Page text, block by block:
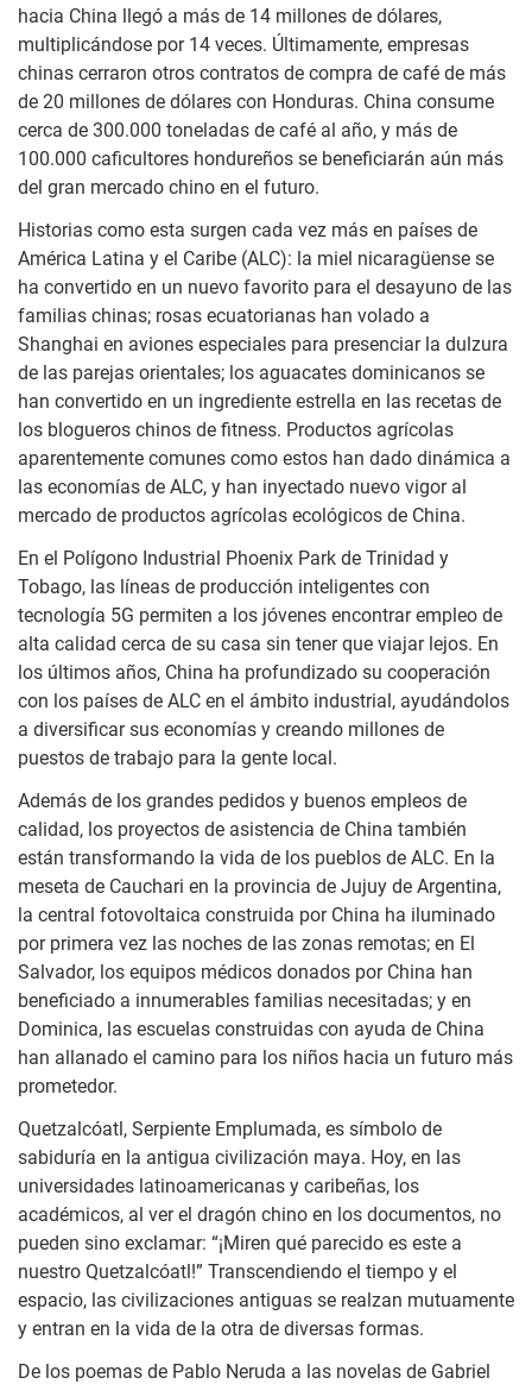
hacia China llegó a más de 14 millones de dólares,
multiplicándose por 14 veces. Últimamente, empresas
chinas cerraron otros contratos de compra de café de más
de 20 millones de dólares con Honduras. China consume
cerca de 300.000 toneladas de café al año, y más de
100.000 caficultores hondureños se beneficiarán aún más
del gran mercado chino en el futuro.
Historias como esta surgen cada vez más en países de
América Latina y el Caribe (ALC): la miel nicaragüense se
ha convertido en un nuevo favorito para el desayuno de las
familias chinas; rosas ecuatorianas han volado a
Shanghai en aviones especiales para presenciar la dulzura
de las parejas orientales; los aguacates dominicanos se
han convertido en un ingrediente estrella en las recetas de
los blogueros chinos de fitness. Productos agrícolas
aparentemente comunes como estos han dado dinámica a
las economías de ALC, y han inyectado nuevo vigor al
mercado de productos agrícolas ecológicos de China.
En el Polígono Industrial Phoenix Park de Trinidad y
Tobago, las líneas de producción inteligentes con
tecnología 5G permiten a los jóvenes encontrar empleo de
alta calidad cerca de su casa sin tener que viajar lejos. En
los últimos años, China ha profundizado su cooperación
con los países de ALC en el ámbito industrial, ayudándolos
a diversificar sus economías y creando millones de
puestos de trabajo para la gente local.
Además de los grandes pedidos y buenos empleos de
calidad, los proyectos de asistencia de China también
están transformando la vida de los pueblos de ALC. En la
meseta de Cauchari en la provincia de Jujuy de Argentina,
la central fotovoltaica construida por China ha iluminado
por primera vez las noches de las zonas remotas; en El
Salvador, los equipos médicos donados por China han
beneficiado a innumerables familias necesitadas; y en
Dominica, las escuelas construidas con ayuda de China
han allanado el camino para los niños hacia un futuro más
prometedor.
Quetzalcóatl, Serpiente Emplumada, es símbolo de
sabiduría en la antigua civilización maya. Hoy, en las
universidades latinoamericanas y caribeñas, los
académicos, al ver el dragón chino en los documentos, no
pueden sino exclamar: “¡Miren qué parecido es este a
nuestro Quetzalcóatl!” Transcendiendo el tiempo y el
espacio, las civilizaciones antiguas se realzan mutuamente
y entran en la vida de la otra de diversas formas.
De los poemas de Pablo Neruda a las novelas de Gabriel